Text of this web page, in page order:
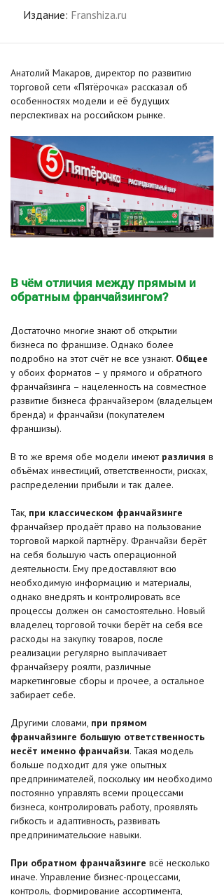
Издание: Franshiza.ru
Анатолий Макаров, директор по развитию
торговой сети «Пятёрочка» рассказал об
особенностях модели и её будущих
перспективах на российском рынке.
В чём отличия между прямым и
обратным франчайзингом?
Достаточно многие знают об открытии
бизнеса по франшизе. Однако более
подробно на этот счёт не все узнают. Общее
у обоих форматов – у прямого и обратного
франчайзинга – нацеленность на совместное
развитие бизнеса франчайзером (владельцем
бренда) и франчайзи (покупателем
франшизы).
В то же время обе модели имеют различия в
объёмах инвестиций, ответственности, рисках,
распределении прибыли и так далее.
Так, при классическом франчайзинге
франчайзер продаёт право на пользование
торговой маркой партнёру. Франчайзи берёт
на себя большую часть операционной
деятельности. Ему предоставляют всю
необходимую информацию и материалы,
однако внедрять и контролировать все
процессы должен он самостоятельно. Новый
владелец торговой точки берёт на себя все
расходы на закупку товаров, после
реализации регулярно выплачивает
франчайзеру роялти, различные
маркетинговые сборы и прочее, а остальное
забирает себе.
Другими словами, при прямом
франчайзинге большую ответственность
несёт именно франчайзи. Такая модель
больше подходит для уже опытных
предпринимателей, поскольку им необходимо
постоянно управлять всеми процессами
бизнеса, контролировать работу, проявлять
гибкость и адаптивность, развивать
предпринимательские навыки.
При обратном франчайзинге всё несколько
иначе. Управление бизнес-процессами,
контроль, формирование ассортимента,